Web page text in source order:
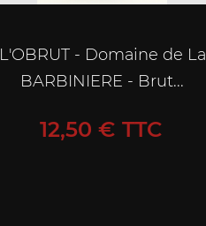
L'OBRUT - Domaine de La
BARBINIERE - Brut...
Prix
12,50 € TTC